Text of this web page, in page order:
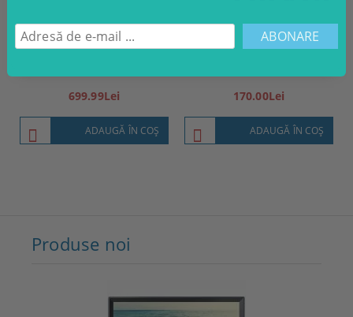
Delonghi Magnifica
699.99Lei
ADAUGĂ ÎN COŞ
170.00Lei
ADAUGĂ ÎN COŞ
Produse noi